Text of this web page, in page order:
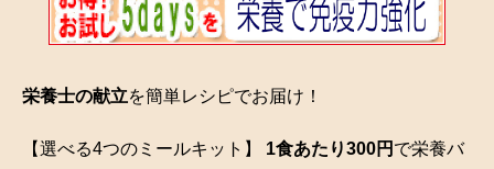
栄養士の献立を簡単レシピでお届け！
【選べる4つのミールキット】 1食あたり300円 で栄養バ